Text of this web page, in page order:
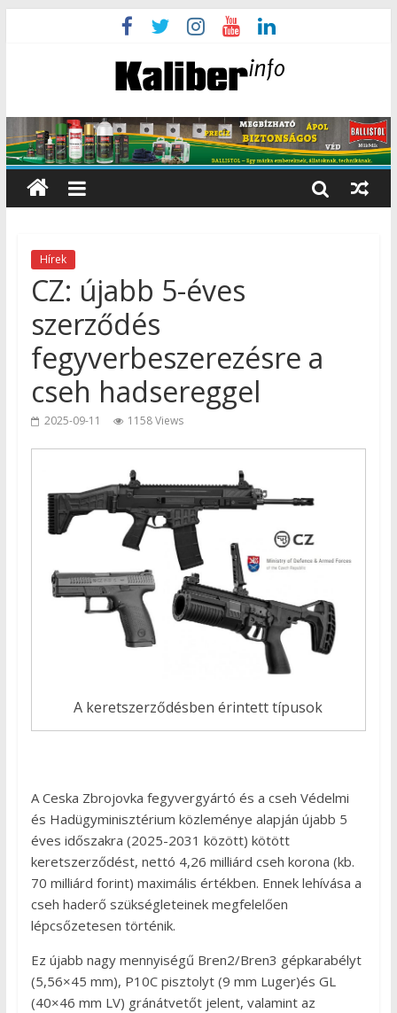
Hírek
CZ: újabb 5-éves
szerződés
fegyverbeszerezésre a
cseh hadsereggel
2025-09-11 1158 Views
A keretszerződésben érintett típusok
A Ceska Zbrojovka fegyvergyártó és a cseh Védelmi
és Hadügyminisztérium közleménye alapján újabb 5
éves időszakra (2025-2031 között) kötött
keretszerződést, nettó 4,26 milliárd cseh korona (kb.
70 milliárd forint) maximális értékben. Ennek lehívása a
cseh haderő szükségleteinek megfelelően
lépcsőzetesen történik.
Ez újabb nagy mennyiségű Bren2/Bren3 gépkarabélyt
(5,56×45 mm), P10C pisztolyt (9 mm Luger)és GL
(40×46 mm LV) gránátvetőt jelent, valamint az